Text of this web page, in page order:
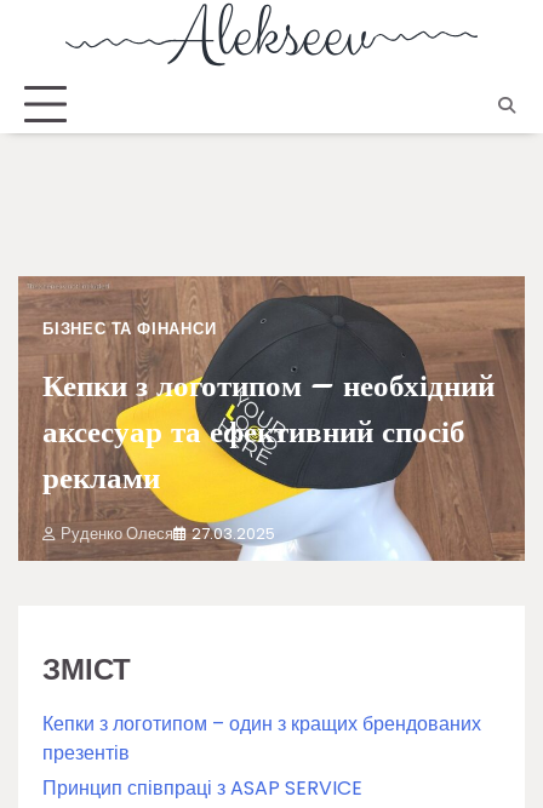
БІЗНЕС ТА ФІНАНСИ
Кепки з логотипом – необхідний
аксесуар та ефективний спосіб
реклами
Руденко Олеся 27.03.2025
ЗМІСТ
Кепки з логотипом – один з кращих брендованих
презентів
Принцип співпраці з ASAP SERVICE